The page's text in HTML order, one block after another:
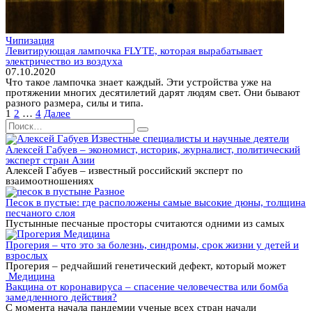
Чипизация
Левитирующая лампочка FLYTE, которая вырабатывает
электричество из воздуха
07.10.2020
Что такое лампочка знает каждый. Эти устройства уже на
протяжении многих десятилетий дарят людям свет. Они бывают
разного размера, силы и типа.
Пагинация
записей
1 2 … 4 Далее
Search
for:
Известные специалисты и научные деятели
Алексей Габуев – экономист, историк, журналист, политический
эксперт стран Азии
Алексей Габуев – известный российский эксперт по
взаимоотношениях
Разное
Песок в пустые: где расположены самые высокие дюны, толщина
песчаного слоя
Пустынные песчаные просторы считаются одними из самых
Медицина
Прогерия – что это за болезнь, синдромы, срок жизни у детей и
взрослых
Прогерия – редчайший генетический дефект, который может
Медицина
Вакцина от коронавируса – спасение человечества или бомба
замедленного действия?
С момента начала пандемии ученые всех стран начали